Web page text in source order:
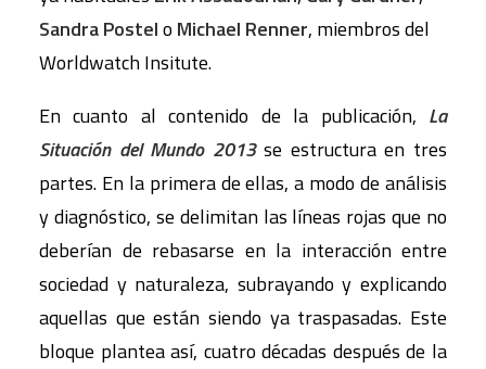
Sandra Postelo Michael Renner, miembros del
Worldwatch Insitute.
En cuanto al contenido de la publicación, La
Situación del Mundo 2013se estructura en tres
partes. En la primera de ellas, a modo de análisis
y diagnóstico, se delimitan las líneas rojas que no
deberían de rebasarse en la interacción entre
sociedad y naturaleza, subrayando y explicando
aquellas que están siendo ya traspasadas. Este
bloque plantea así, cuatro décadas después de la